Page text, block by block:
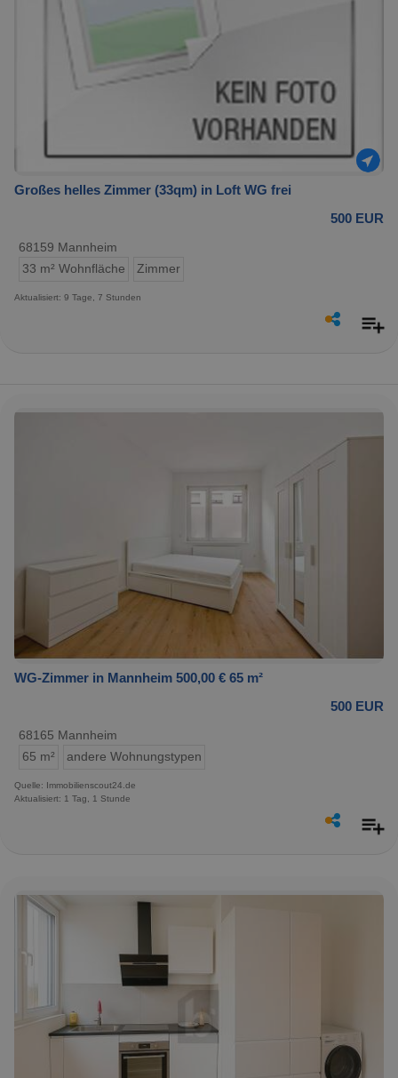
Großes helles Zimmer (33qm) in Loft WG frei
500 EUR
68159 Mannheim
33 m² Wohnfläche
Zimmer
Aktualisiert: 9 Tage, 7 Stunden
WG-Zimmer in Mannheim 500,00 € 65 m²
500 EUR
68165 Mannheim
65 m²
andere Wohnungstypen
Quelle: Immobilienscout24.de
Aktualisiert: 1 Tag, 1 Stunde